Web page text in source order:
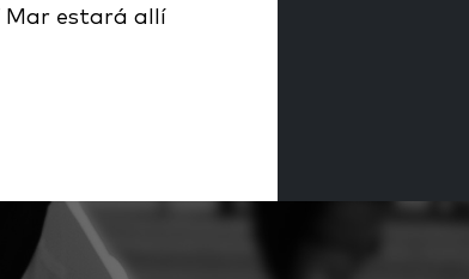
Mar estará allí